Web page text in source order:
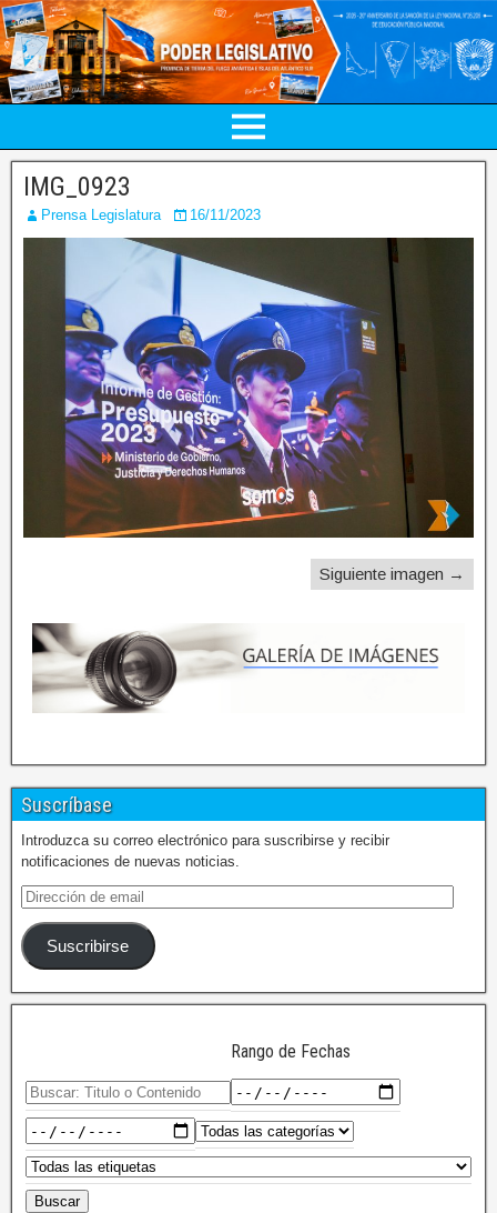
IMG_0923
Prensa Legislatura 16/11/2023
Siguiente imagen →
Suscríbase
Introduzca su correo electrónico para suscribirse y recibir
notificaciones de nuevas noticias.
Suscribirse
Rango de Fechas